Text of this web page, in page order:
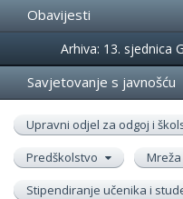
Obavijesti
Događanja
Arhiva: 13. sjednica
Savjetovanje s javnošću
Upravni odjel za odgoj i
Predškolstvo
Stipendiranje učenika i